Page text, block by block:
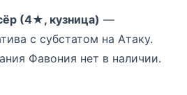
(4★, кузница) —
с субстатом на Атаку.
Фавония нет в наличии.